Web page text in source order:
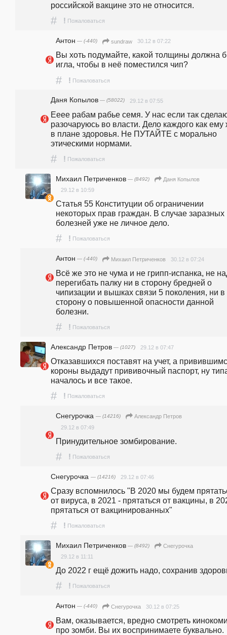
российской вакцине это не относится.
# ! Пожаловаться
Антон — (-440) sundraw 30.12 в 07:22
Вы хоть подумайте, какой толщины должна
игла, чтобы в неё поместился чип?
# ! Пожаловаться
Даня Копылов — (58022) 29.12 в 07:55
Ееее рабам рабье семя. У нас если так
разочаруюсь во власти. Дело каждого как ему
в плане здоровья. Не ПУТАЙТЕ с морально
этическими нормами.
# ! Пожаловаться
Михаил Петриченков — (8492)
Даня Копылов
29.12 в 10:59
Статья 55 Конституции об ограничении
некоторых прав граждан. В случае заразных
болезней уже не личное дело.
# ! Пожаловаться
Антон — (-440) Михаил Петриченков 30.12 в 07:24
Всё же это не чума и не грипп-испанка, не
перегибать палку ни в сторону бредней о
чипизации и вышках связи 5 поколения, ни в
сторону о повышенной опасности данной
болезни.
# ! Пожаловаться
Александр Петров — (1027) 29.12 в 07:47
Отказавшихся поставят на учет, а
короны выдадут прививочный паспорт, ну
началось и все такое.
# ! Пожаловаться
Снегурочка — (14216)
Александр Петров
29.12 в 07:49
Принудительное зомбирование.
# ! Пожаловаться
Снегурочка — (14216) 29.12 в 07:46
Сразу вспомнилось "В 2020 мы будем
от вируса, в 2021 - прятаться от вакцины, в
прятаться от вакцинированных"
# ! Пожаловаться
Михаил Петриченков — (8492)
Снегурочка
29.12 в 11:11
До 2022 г ещё дожить надо, сохранив
# ! Пожаловаться
Антон — (-440) Снегурочка 30.12 в 07:25
Вам, оказывается, вредно смотреть
про зомби. Вы их воспринимаете буквально.